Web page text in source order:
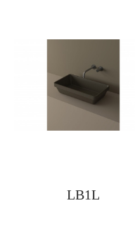
LB1L